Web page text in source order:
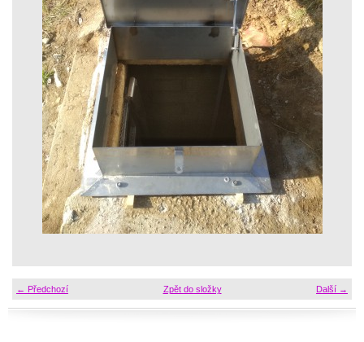
← Předchozí Další →
Zpět do složky